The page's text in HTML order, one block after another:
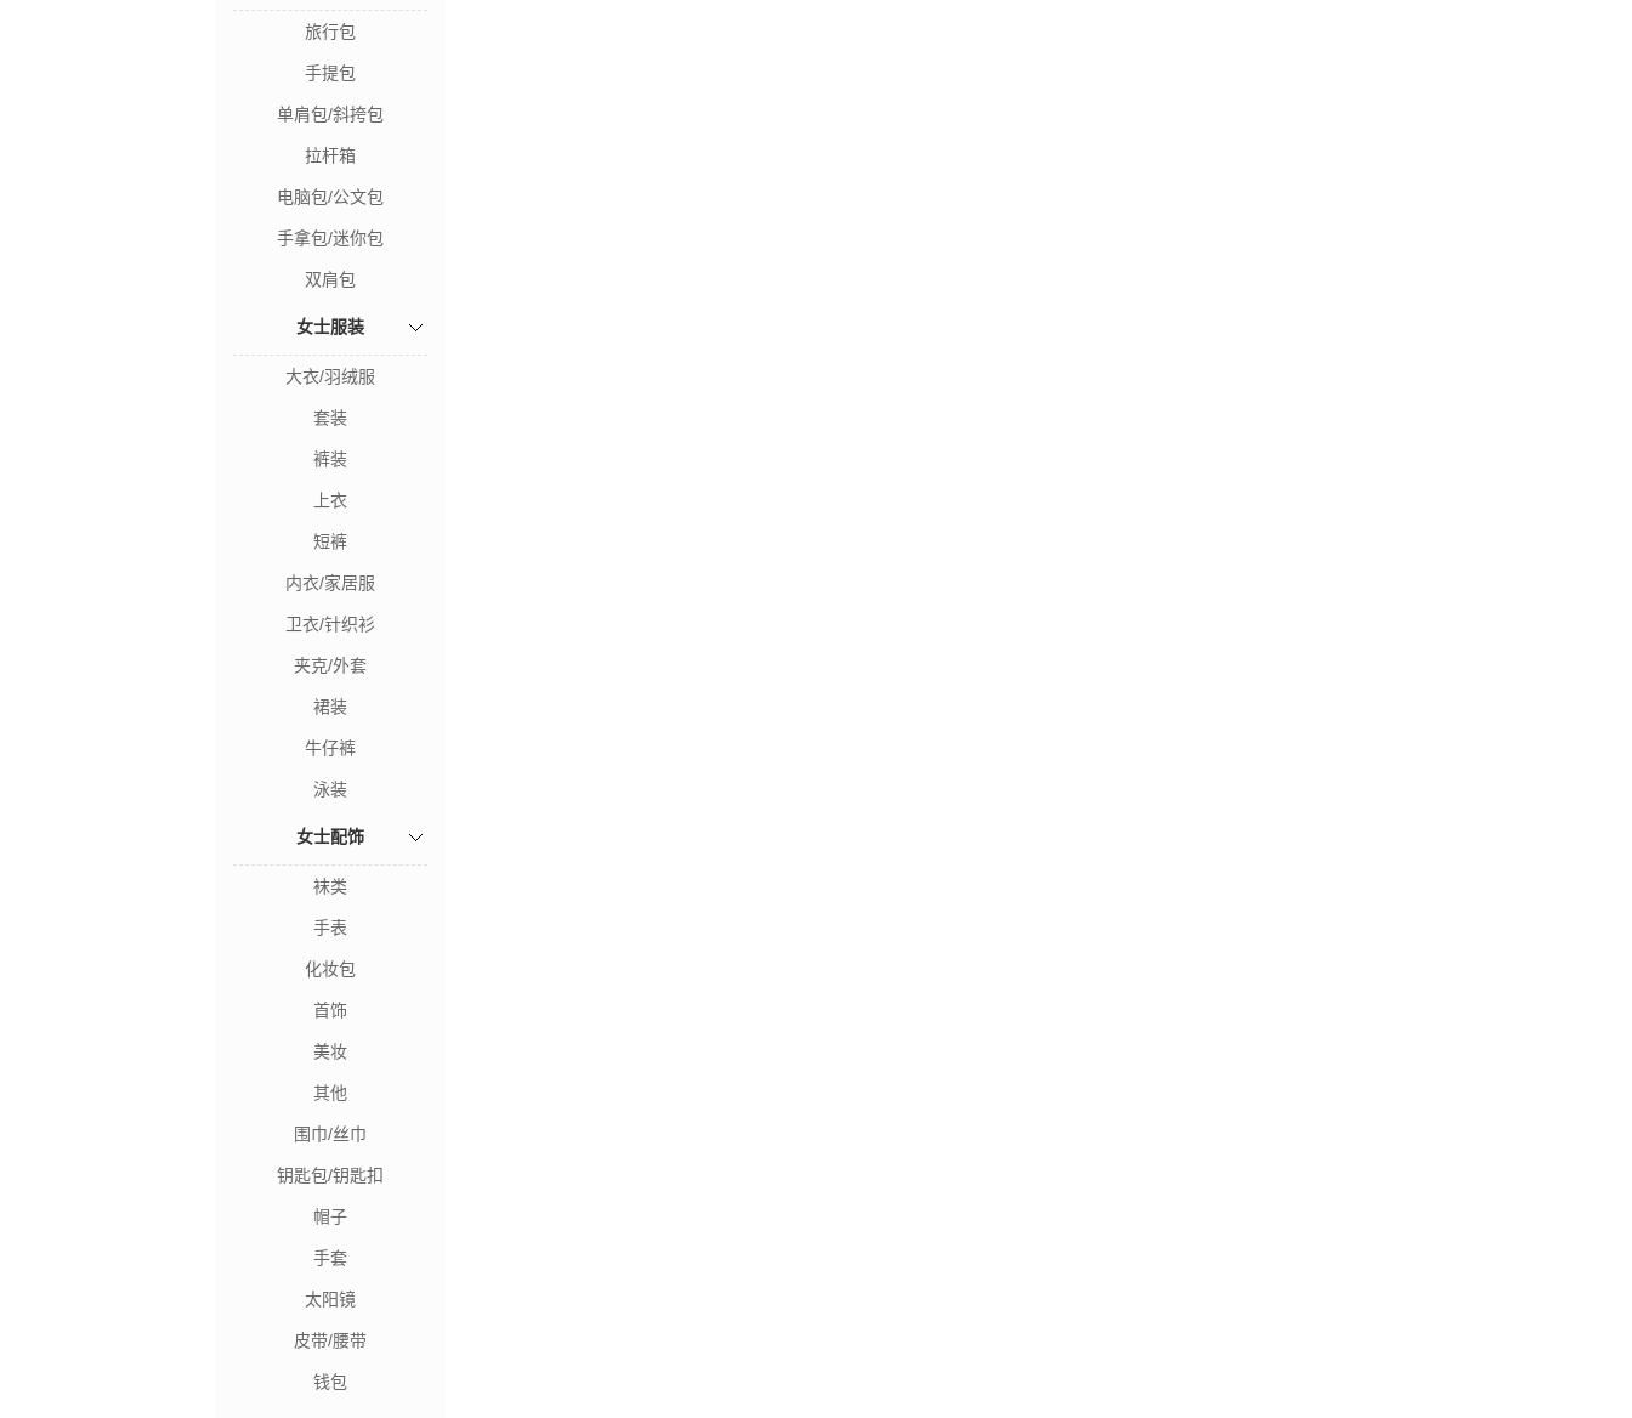
旅行包
手提包
单肩包/斜挎包
拉杆箱
电脑包/公文包
手拿包/迷你包
双肩包
女士服装
大衣/羽绒服
套装
裤装
上衣
短裤
内衣/家居服
卫衣/针织衫
夹克/外套
裙装
牛仔裤
泳装
女士配饰
袜类
手表
化妆包
首饰
美妆
其他
围巾/丝巾
钥匙包/钥匙扣
帽子
手套
太阳镜
皮带/腰带
钱包